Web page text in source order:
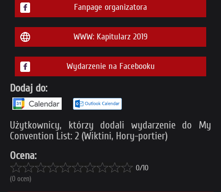
Fanpage organizatora
WWW: Kapitularz 2019
Wydarzenie na Facebooku
Dodaj do:
Użytkownicy, którzy dodali wydarzenie do My
Convention List: 2 (Wiktini, Hory-portier)
Ocena:
0/10
(0 ocen)